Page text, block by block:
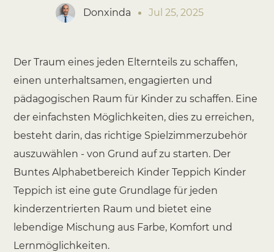
Donxinda Jul 25, 2025
Der Traum eines jeden Elternteils zu schaffen,
einen unterhaltsamen, engagierten und
pädagogischen Raum für Kinder zu schaffen. Eine
der einfachsten Möglichkeiten, dies zu erreichen,
besteht darin, das richtige Spielzimmerzubehör
auszuwählen - von Grund auf zu starten. Der
Buntes Alphabetbereich Kinder Teppich Kinder
Teppich ist eine gute Grundlage für jeden
kinderzentrierten Raum und bietet eine
lebendige Mischung aus Farbe, Komfort und
Lernmöglichkeiten.